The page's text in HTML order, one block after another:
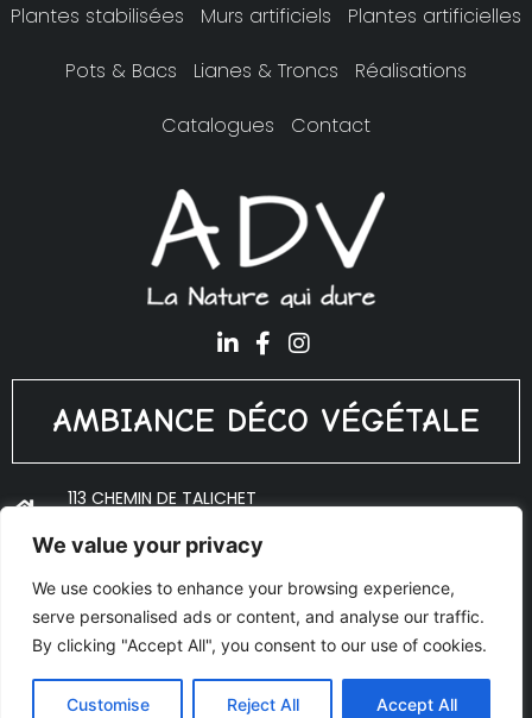
We value your privacy
We use cookies to enhance your browsing experience,
serve personalised ads or content, and analyse our traffic.
By clicking "Accept All", you consent to our use of cookies.
Customise Reject All Accept All
Plantes stabilisées
Murs artificiels
Plantes artificielles
Pots & Bacs
Lianes & Troncs
Réalisations
Catalogues
Contact
AMBIANCE DÉCO VÉGÉTALE
113 CHEMIN DE TALICHET
ADV@PLANTES-INTERIEUR.FR
06 18 10 53 27
© Copyright 2020 Ambiance Déco Végétale - Réalisé par
AJOO
Mentions légales